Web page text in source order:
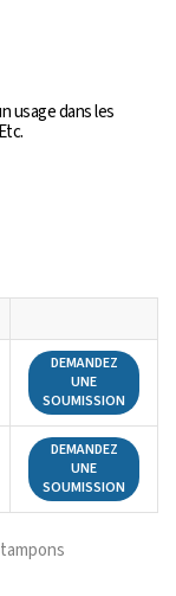
usage dans les
DEMANDEZ
UNE
SOUMISSION
DEMANDEZ
UNE
SOUMISSION